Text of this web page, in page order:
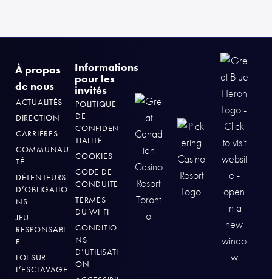
À propos
de nous
ACTUALITÉS
DIRECTION
CARRIÈRES
COMMUNAU
TÉ
DÉTENTEURS
D’OBLIGATIO
NS
JEU
RESPONSABL
E
LOI SUR
L’ESCLAVAGE
Informations
pour les
invités
POLITIQUE
DE
CONFIDEN
TIALITÉ
COOKIES
CODE DE
CONDUITE
TERMES
DU WI-FI
CONDITIO
NS
D’UTILISATI
ON